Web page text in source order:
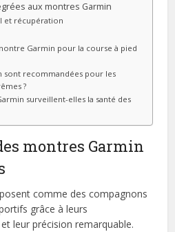
aux montres Garmin
et récupération
Garmin pour la course à pied
sont recommandées pour les
?
surveillent-elles la santé des
montres Garmin
comme des compagnons
grâce à leurs
leur précision remarquable.